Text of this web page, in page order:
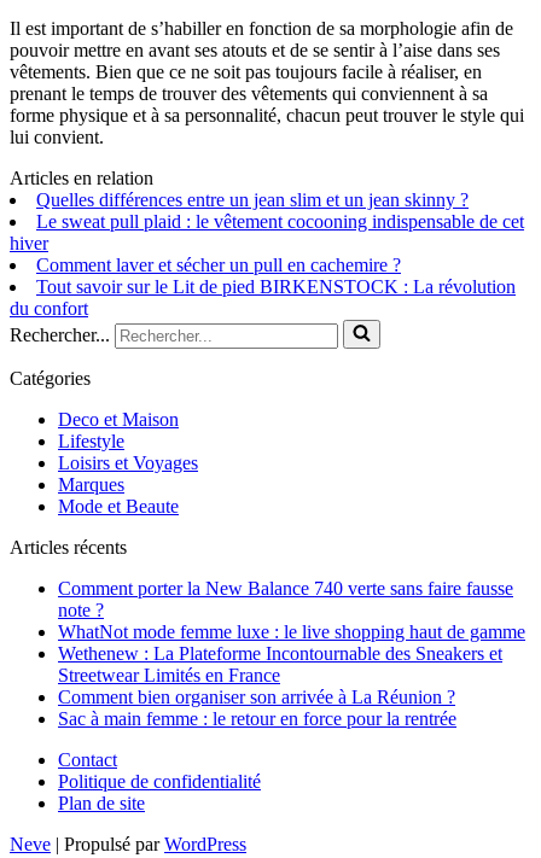
Il est important de s’habiller en fonction de sa morphologie afin de
pouvoir mettre en avant ses atouts et de se sentir à l’aise dans ses
vêtements. Bien que ce ne soit pas toujours facile à réaliser, en
prenant le temps de trouver des vêtements qui conviennent à sa
forme physique et à sa personnalité, chacun peut trouver le style qui
lui convient.
Articles en relation
Quelles différences entre un jean slim et un jean skinny ?
Le sweat pull plaid : le vêtement cocooning indispensable de cet
hiver
Comment laver et sécher un pull en cachemire ?
Tout savoir sur le Lit de pied BIRKENSTOCK : La révolution
du confort
Rechercher...
Catégories
Deco et Maison
Lifestyle
Loisirs et Voyages
Marques
Mode et Beaute
Articles récents
Comment porter la New Balance 740 verte sans faire fausse
note ?
WhatNot mode femme luxe : le live shopping haut de gamme
Wethenew : La Plateforme Incontournable des Sneakers et
Streetwear Limités en France
Comment bien organiser son arrivée à La Réunion ?
Sac à main femme : le retour en force pour la rentrée
Contact
Politique de confidentialité
Plan de site
Neve | Propulsé parWordPress